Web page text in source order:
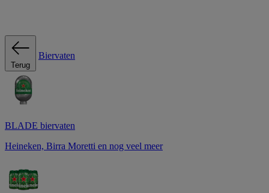
Terug
Biervaten
BLADE biervaten
Heineken, Birra Moretti en nog veel meer